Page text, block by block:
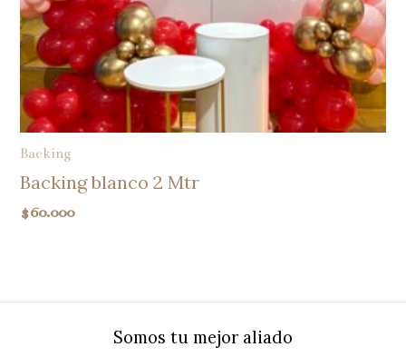
Backing
Backing blanco 2 Mtr
$60.000
Somos tu mejor aliado